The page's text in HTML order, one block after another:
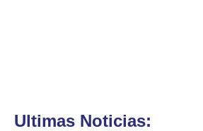
Ultimas Noticias: